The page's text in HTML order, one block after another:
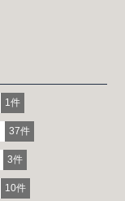
1件
37件
3件
10件